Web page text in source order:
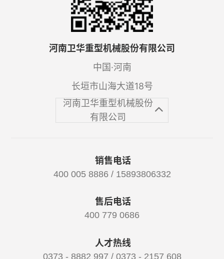
河南卫华重型机械股份有限公司
中国·河南
长垣市山海大道18号
河南卫华重型机械股份
有限公司
销售电话
400 005 8886 / 15893806332
售后电话
400 779 0686
人才热线
0373 - 8882 997 / 0373 - 2157 608